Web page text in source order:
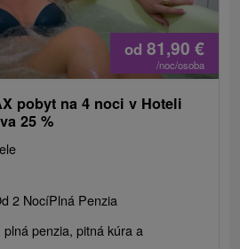
od 81,90 €
/noc/osoba
pobyt na 4 noci v Hoteli
25 %
2 NocíPlná Penzia
penzia, pitná kúra a